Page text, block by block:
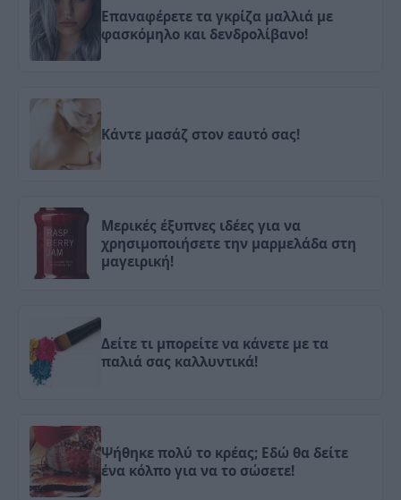
Επαναφέρετε τα γκρίζα μαλλιά με
φασκόμηλο και δενδρολίβανο!
Κάντε μασάζ στον εαυτό σας!
Μερικές έξυπνες ιδέες για να
χρησιμοποιήσετε την μαρμελάδα στη
μαγειρική!
Δείτε τι μπορείτε να κάνετε με τα
παλιά σας καλλυντικά!
Ψήθηκε πολύ το κρέας; Εδώ θα δείτε
ένα κόλπο για να το σώσετε!